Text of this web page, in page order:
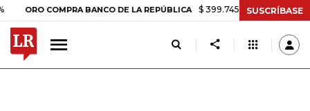
COMPRA BANCO DE LA REPÚBLICA $ 399.745,16 +$ 2.295,71 +0,58%
SUSCRÍBASE